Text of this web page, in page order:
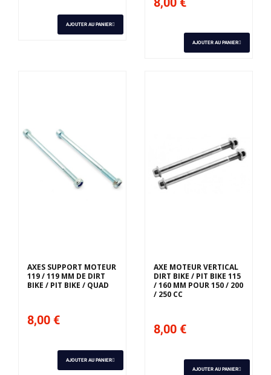
AJOUTER AU PANIER
AJOUTER AU PANIER
AXES SUPPORT MOTEUR
119 / 119 MM DE DIRT
BIKE / PIT BIKE / QUAD
8,00 €
AJOUTER AU PANIER
AXE MOTEUR VERTICAL
DIRT BIKE / PIT BIKE 115
/ 160 MM POUR 150 / 200
/ 250 CC
8,00 €
AJOUTER AU PANIER